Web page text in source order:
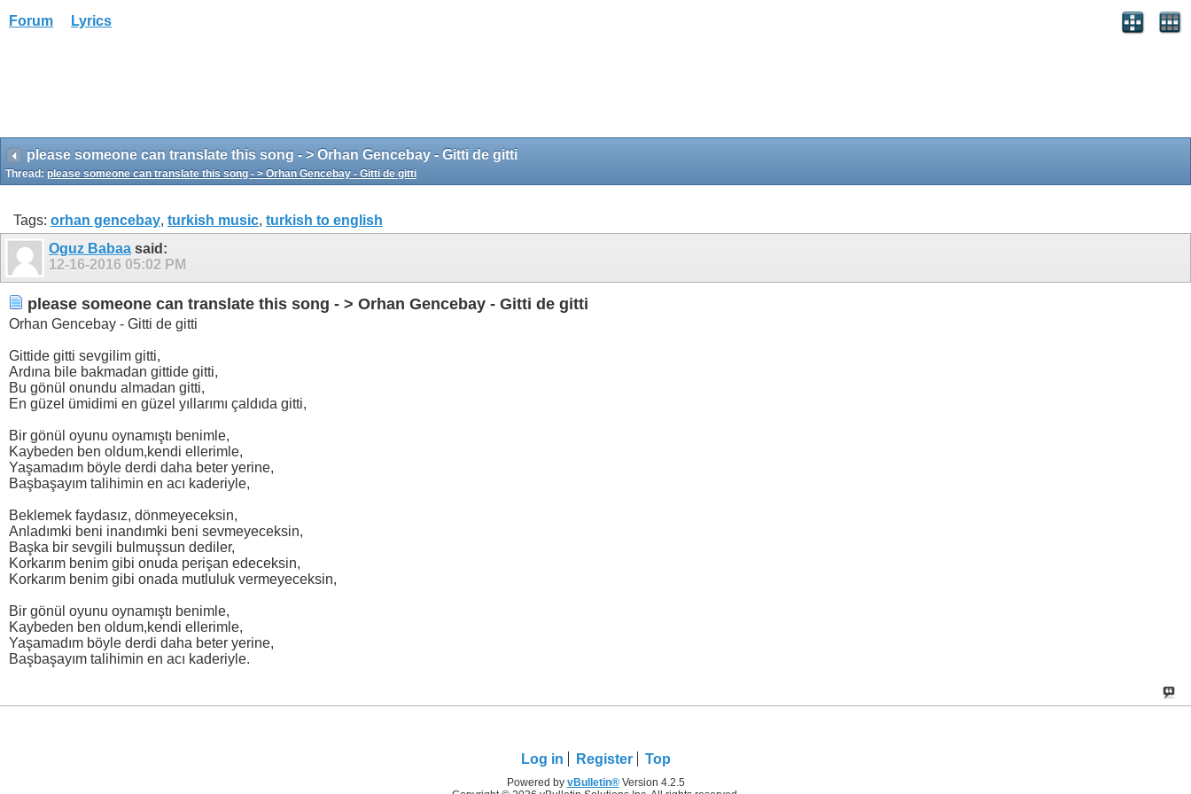
Forum Lyrics
please someone can translate this song - > Orhan Gencebay - Gitti de gitti
Thread: please someone can translate this song - > Orhan Gencebay - Gitti de gitti
Tags: orhan gencebay, turkish music, turkish to english
Oguz Babaa said:
12-16-2016 05:02 PM
please someone can translate this song - > Orhan Gencebay - Gitti de gitti
Orhan Gencebay - Gitti de gitti
Gittide gitti sevgilim gitti,
Ardına bile bakmadan gittide gitti,
Bu gönül onundu almadan gitti,
En güzel ümidimi en güzel yıllarımı çaldıda gitti,
Bir gönül oyunu oynamıştı benimle,
Kaybeden ben oldum,kendi ellerimle,
Yaşamadım böyle derdi daha beter yerine,
Başbaşayım talihimin en acı kaderiyle,
Beklemek faydasız, dönmeyeceksin,
Anladımki beni inandımki beni sevmeyeceksin,
Başka bir sevgili bulmuşsun dediler,
Korkarım benim gibi onuda perişan edeceksin,
Korkarım benim gibi onada mutluluk vermeyeceksin,
Bir gönül oyunu oynamıştı benimle,
Kaybeden ben oldum,kendi ellerimle,
Yaşamadım böyle derdi daha beter yerine,
Başbaşayım talihimin en acı kaderiyle.
Log in Register Top
Powered by vBulletin®Version 4.2.5